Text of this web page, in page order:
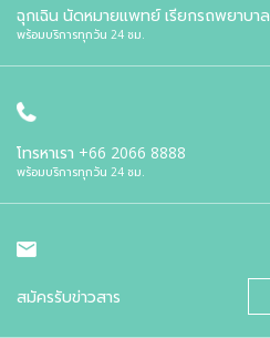
ฉุกเฉิน นัดหมายแพทย์ เรียกรถพยาบาล
พร้อมบริการทุกวัน 24 ชม.
โทรหาเรา +66 2066 8888
พร้อมบริการทุกวัน 24 ชม.
สมัครรับข่าวสาร